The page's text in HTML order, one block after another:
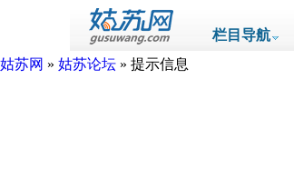
栏目导航
姑苏网 » 姑苏论坛 » 提示信息